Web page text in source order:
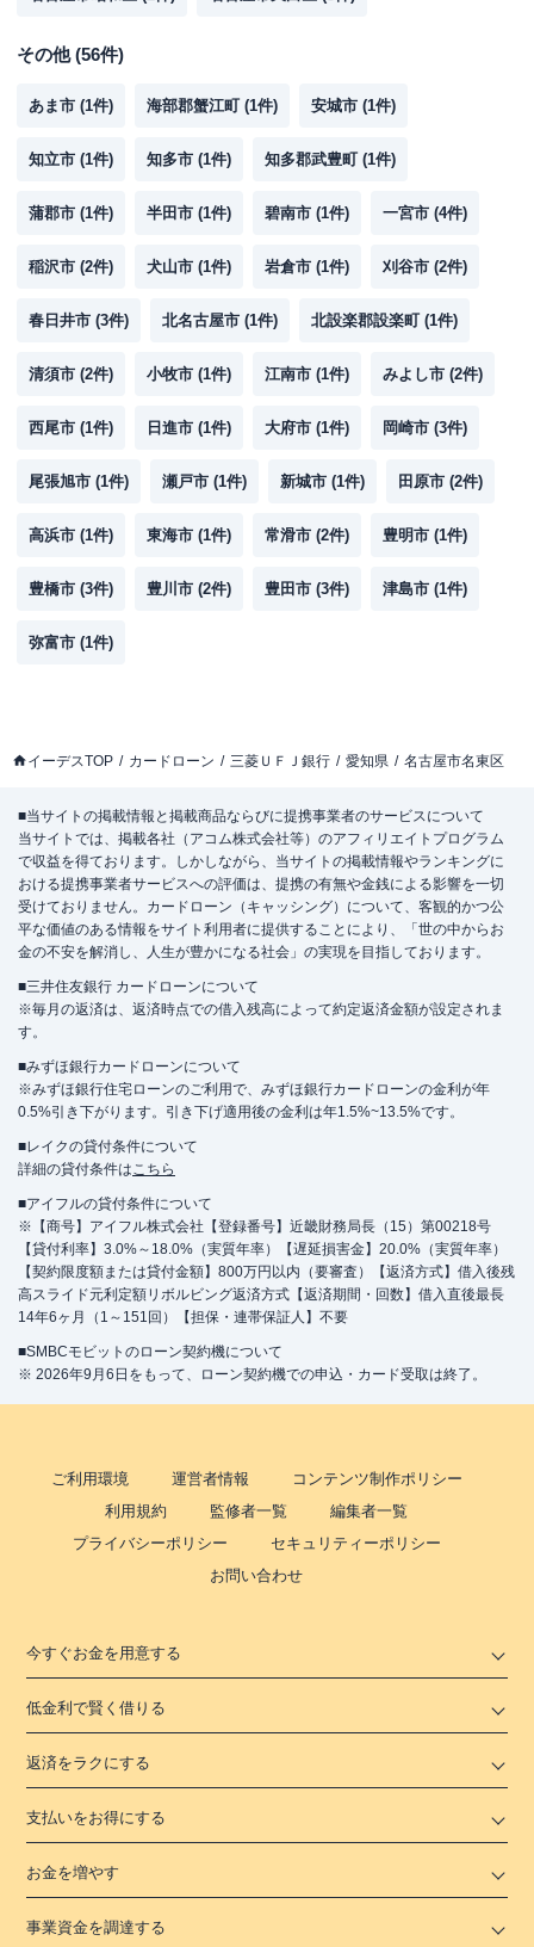
その他(56件)
あま市 (1件) 海部郡蟹江町 (1件) 安城市 (1件)
知立市 (1件) 知多市 (1件) 知多郡武豊町 (1件)
蒲郡市 (1件) 半田市 (1件) 碧南市 (1件) 一宮市 (4件)
稲沢市 (2件) 犬山市 (1件) 岩倉市 (1件) 刈谷市 (2件)
春日井市 (3件) 北名古屋市 (1件) 北設楽郡設楽町 (1件)
清須市 (2件) 小牧市 (1件) 江南市 (1件) みよし市 (2件)
西尾市 (1件) 日進市 (1件) 大府市 (1件) 岡崎市 (3件)
尾張旭市 (1件) 瀬戸市 (1件) 新城市 (1件) 田原市 (2件)
高浜市 (1件) 東海市 (1件) 常滑市 (2件) 豊明市 (1件)
豊橋市 (3件) 豊川市 (2件) 豊田市 (3件) 津島市 (1件)
弥富市 (1件)
イーデスTOP カードローン 三菱ＵＦＪ銀行 愛知県 名古屋市名東区
■当サイトの掲載情報と掲載商品ならびに提携事業者のサービスについて
当サイトでは、掲載各社（アコム株式会社等）のアフィリエイトプログラム
で収益を得ております。しかしながら、当サイトの掲載情報やランキングに
おける提携事業者サービスへの評価は、提携の有無や金銭による影響を一切
受けておりません。カードローン（キャッシング）について、客観的かつ公
平な価値のある情報をサイト利用者に提供することにより、「世の中からお
金の不安を解消し、人生が豊かになる社会」の実現を目指しております。
■三井住友銀行 カードローンについて
※毎月の返済は、返済時点での借入残高によって約定返済金額が設定されま
す。
■みずほ銀行カードローンについて
※みずほ銀行住宅ローンのご利用で、みずほ銀行カードローンの金利が年
0.5%引き下がります。引き下げ適用後の金利は年1.5%~13.5%です。
■レイクの貸付条件について
詳細の貸付条件はこちら
■アイフルの貸付条件について
※【商号】アイフル株式会社【登録番号】近畿財務局長（15）第00218号
【貸付利率】3.0%～18.0%（実質年率）【遅延損害金】20.0%（実質年率）
【契約限度額または貸付金額】800万円以内（要審査）【返済方式】借入後残
高スライド元利定額リボルビング返済方式【返済期間・回数】借入直後最長
14年6ヶ月（1～151回）【担保・連帯保証人】不要
■SMBCモビットのローン契約機について
※ 2026年9月6日をもって、ローン契約機での申込・カード受取は終了。
ご利用環境 運営者情報
コンテンツ制作ポリシー
利用規約
監修者一覧
編集者一覧
プライバシーポリシー
セキュリティーポリシー
お問い合わせ
今すぐお金を用意する
低金利で賢く借りる
返済をラクにする
支払いをお得にする
お金を増やす
事業資金を調達する